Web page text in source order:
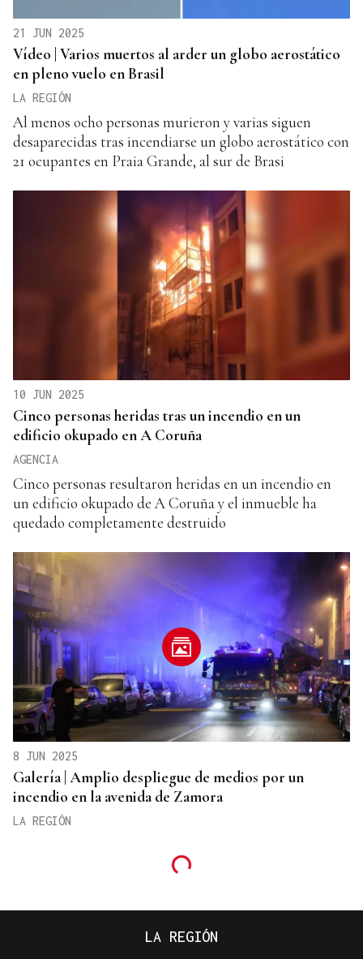
21 JUN 2025
Vídeo | Varios muertos al arder un globo aerostático
en pleno vuelo en Brasil
LA REGIÓN
Al menos ocho personas murieron y varias siguen
desaparecidas tras incendiarse un globo aerostático con
21 ocupantes en Praia Grande, al sur de Brasi
10 JUN 2025
Cinco personas heridas tras un incendio en un
edificio okupado en A Coruña
AGENCIA
Cinco personas resultaron heridas en un incendio en
un edificio okupado de A Coruña y el inmueble ha
quedado completamente destruido
8 JUN 2025
Galería | Amplio despliegue de medios por un
incendio en la avenida de Zamora
LA REGIÓN
LA REGIÓN